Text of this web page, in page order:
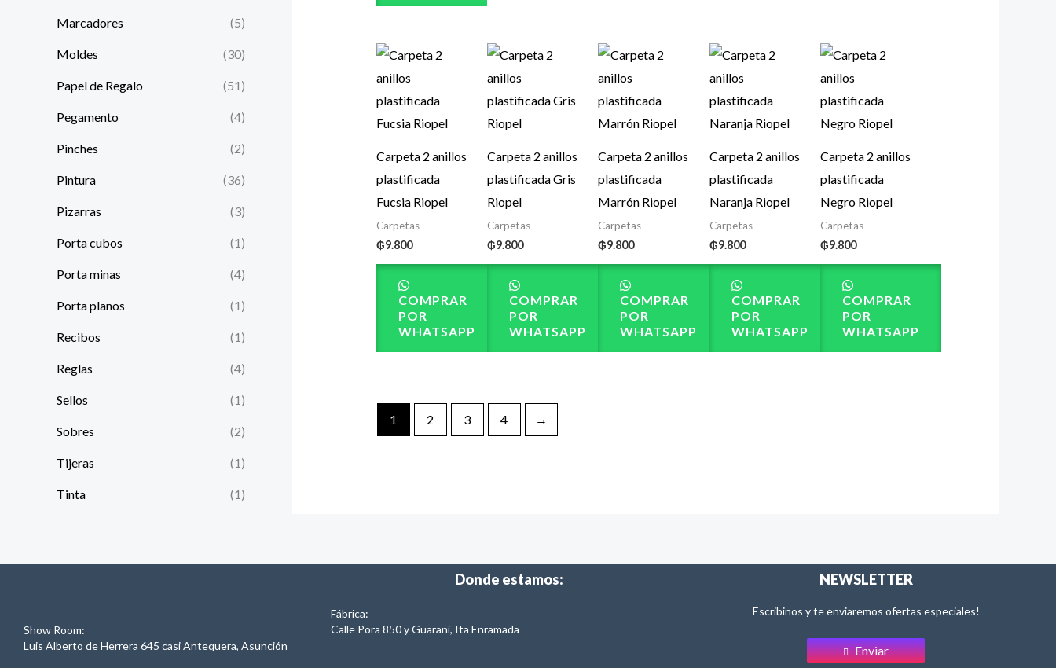
Marcadores (5)
Moldes (30)
Papel de Regalo (51)
Pegamento (4)
Pinches (2)
Pintura (36)
Pizarras (3)
Porta cubos (1)
Porta minas (4)
Porta planos (1)
Recibos (1)
Reglas (4)
Sellos (1)
Sobres (2)
Tijeras (1)
Tinta (1)
Carpeta 2 anillos
plastificada
Fucsia Riopel
Carpetas
₲9.800
COMPRAR
POR
WHATSAPP
Carpeta 2 anillos
plastificada Gris
Riopel
Carpetas
₲9.800
COMPRAR
POR
WHATSAPP
Carpeta 2 anillos
plastificada
Marrón Riopel
Carpetas
₲9.800
COMPRAR
POR
WHATSAPP
Carpeta 2 anillos
plastificada
Naranja Riopel
Carpetas
₲9.800
COMPRAR
POR
WHATSAPP
Carpeta 2 anillos
plastificada
Negro Riopel
Carpetas
₲9.800
COMPRAR
POR
WHATSAPP
1 2 3 4 →
Show Room:
Luis Alberto de Herrera 645 casi Antequera, Asunción
Donde estamos:
Fábrica:
Calle Pora 850 y Guaraní, Ita Enramada
NEWSLETTER
Escribinos y te enviaremos ofertas especiales!
Enviar